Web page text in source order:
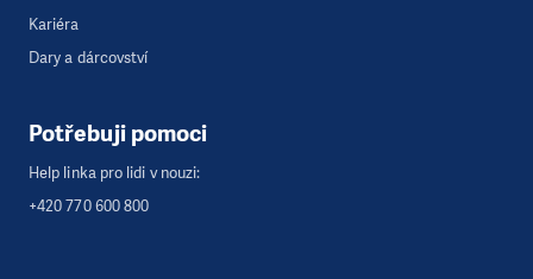
Kariéra
Dary a dárcovství
Potřebuji pomoci
Help linka pro lidi v nouzi:
+420 770 600 800